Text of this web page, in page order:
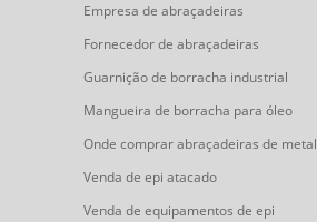
Empresa de abraçadeiras
Fornecedor de abraçadeiras
Guarnição de borracha industrial
Mangueira de borracha para óleo
Onde comprar abraçadeiras de metal
Venda de epi atacado
Venda de equipamentos de epi